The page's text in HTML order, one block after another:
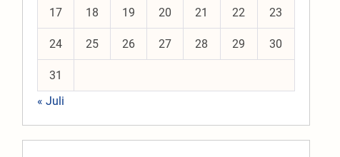
17 18 19 20 21 22 23
24 25 26 27 28 29 30
31
« Juli